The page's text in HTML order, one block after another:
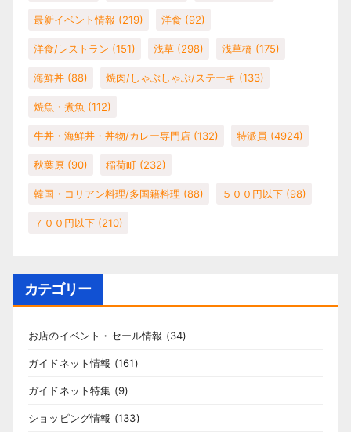
最新イベント情報 (219) 洋食 (92)
洋食/レストラン (151) 浅草 (298) 浅草橋 (175)
海鮮丼 (88) 焼肉/しゃぶしゃぶ/ステーキ (133)
焼魚・煮魚 (112)
牛丼・海鮮丼・丼物/カレー専門店 (132) 特派員 (4924)
秋葉原 (90) 稲荷町 (232)
韓国・コリアン料理/多国籍料理 (88) ５００円以下 (98)
７００円以下 (210)
カテゴリー
お店のイベント・セール情報 (34)
ガイドネット情報 (161)
ガイドネット特集 (9)
ショッピング情報 (133)